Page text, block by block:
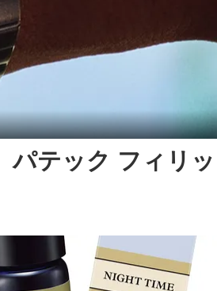
パテック フィリッ